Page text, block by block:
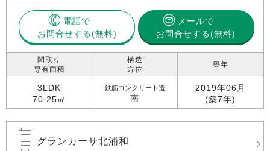
電話で
お問合せする
メールで
お問合せする(無料)
間取り
専有面積
3LDK
70.25㎡
構造
方位
鉄筋コンクリート造
南
築年
2019年06月
(築7年)
グランカーサ北浦和